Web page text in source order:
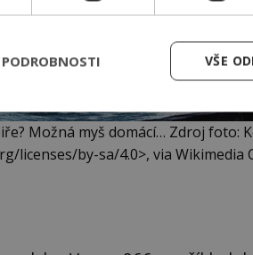
Možná myš domácí… Zdroj foto:
licenses/by-sa/4.0>, via Wikimedia
VŠE